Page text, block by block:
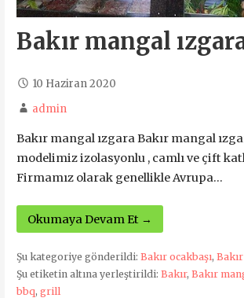
Bakır mangal
10 Haziran 2020
admin
Bakır mangal ızgara Bakır mangal
modelimiz izolasyonlu , camlı ve çift
Firmamız olarak genellikle Avrupa…
Okumaya Devam Et →
Şu kategoriye gönderildi: Bakır ocakbaşı,
Şu etiketin altına yerleştirildi: Bakır, Bakır
bbq, grill